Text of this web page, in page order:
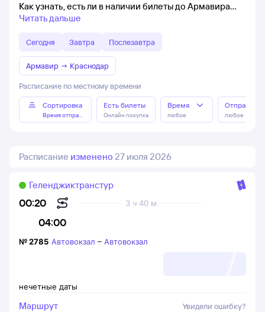
Как узнать, есть ли в наличии билеты до Армавира
Читать дальше
Сегодня Завтра Послезавтра
Армавир → Краснодар
Расписание по местному времени
Сортировка
Время отправления
Есть билеты
Онлайн покупка
Время
любое любое
Расписание изменено 27 июля 2026
00:20
04:00
3 ч 40 м
Геленджиктранстур
нечетные даты
№2785 Автовокзал – Автовокзал
Маршрут Увидели ошибку?